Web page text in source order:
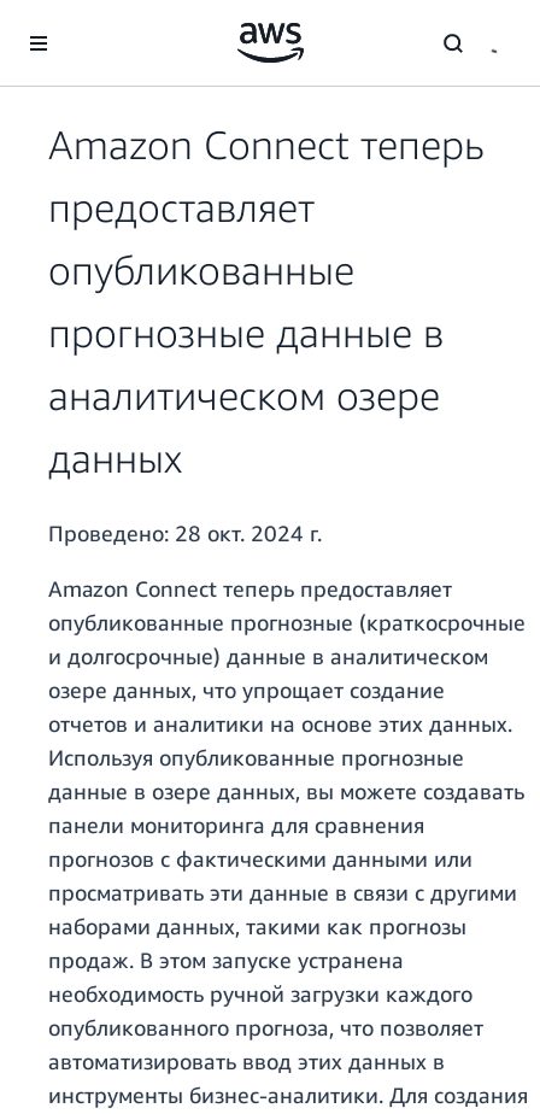
Перейти к главному контенту
Amazon Connect теперь
предоставляет
опубликованные
прогнозные данные в
аналитическом озере
данных
Проведено: 28 окт. 2024 г.
Amazon Connect теперь предоставляет
опубликованные прогнозные (краткосрочные
и долгосрочные) данные в аналитическом
озере данных, что упрощает создание
отчетов и аналитики на основе этих данных.
Используя опубликованные прогнозные
данные в озере данных, вы можете создавать
панели мониторинга для сравнения
прогнозов с фактическими данными или
просматривать эти данные в связи с другими
наборами данных, такими как прогнозы
продаж. В этом запуске устранена
необходимость ручной загрузки каждого
опубликованного прогноза, что позволяет
автоматизировать ввод этих данных в
инструменты бизнес-аналитики. Для создания